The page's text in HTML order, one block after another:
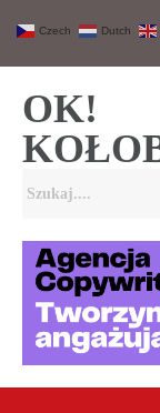
OK!
Czech Dutch